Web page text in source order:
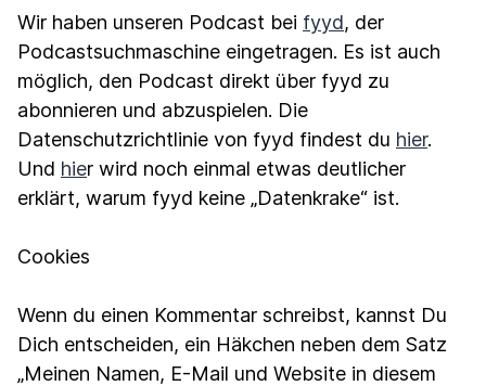
Wir haben unseren Podcast bei fyyd, der
Podcastsuchmaschine eingetragen. Es ist auch
möglich, den Podcast direkt über fyyd zu
abonnieren und abzuspielen. Die
Datenschutzrichtlinie von fyyd findest du hier.
Und hier wird noch einmal etwas deutlicher
erklärt, warum fyyd keine „Datenkrake“ ist.
Cookies
Wenn du einen Kommentar schreibst, kannst Du
Dich entscheiden, ein Häkchen neben dem Satz
„Meinen Namen, E-Mail und Website in diesem